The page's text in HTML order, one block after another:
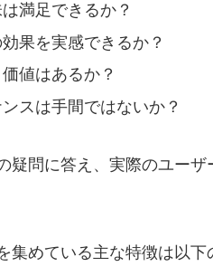
満足できるか？
果を実感できるか？
値はあるか？
スは手間ではないか？
疑問に答え、実際のユー
集めている主な特徴は以下